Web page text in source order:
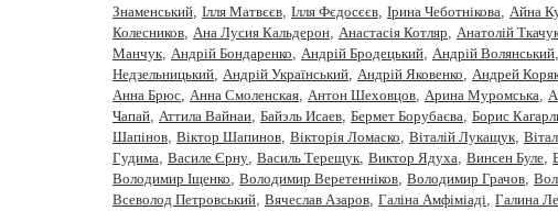
Знаменський, Ілля Матвєєв, Ілля Фєдосєєв, Ірина Чеботнікова, Айна
Колесников, Ана Лусия Кальдерон, Анастасiя Котляр, Анатолiй
Манчук, Андрій Бондаренко, Андрій Бродецький, Андрій Волянський,
Недзельницький, Андрій Український, Андрій Яковенко, Андрей
Анна Брюс, Анна Смоленская, Антон Шеховцов, Арина Муромська,
Чапай, Аттила Вайнаи, Байэль Исаев, Бермет Борубаєва, Борис
Шапінов, Віктор Шапинов, Вікторія Ломаско, Віталій Лукащук,
Гудима, Василе Єрну, Василь Терещук, Виктор Ядуха, Винсен Буле,
Володимир Іщенко, Володимир Веретенніков, Володимир Грачов,
Всеволод Петровський, Вячеслав Азаров, Галіна Амфіміаді, Галина